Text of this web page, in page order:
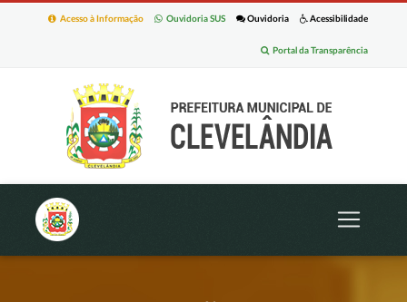
Acessibilidade
Ouvidoria
Ouvidoria SUS
Acesso à Informação
Portal da Transparência